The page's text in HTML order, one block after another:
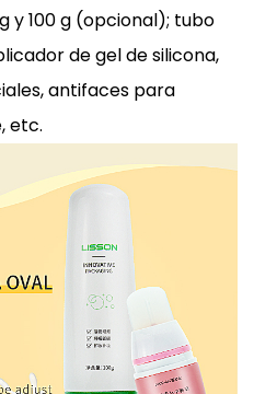
y 100 g (opcional); tubo
de gel de silicona,
antifaces para
etc.